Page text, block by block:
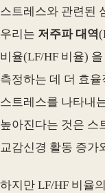
스트레스와 관련된
우리는 저주파 대역
비율(LF/HF 비율)
측정하는 데 더 효
스트레스를 나타내
높아진다는 것은 스
교감신경 활동 증가
하지만 LF/HF 비율